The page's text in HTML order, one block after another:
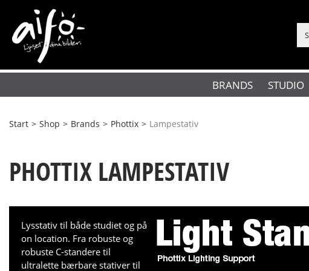
BRANDS STUDIO
Start > Shop > Brands > Phottix > Lampestativ
PHOTTIX LAMPESTATIV
Lysstativ til både studiet og på
on location. Fra robuste og
robuste C-standere til
ultralette bærbare stativer til